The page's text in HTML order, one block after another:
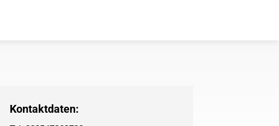
Kontaktdaten: